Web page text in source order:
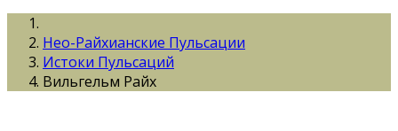
Нео-Райхианские Пульсации
Истоки Пульсаций
Вильгельм Райх